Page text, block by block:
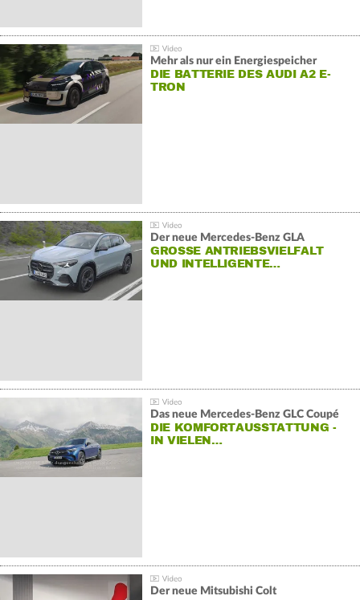
Mehr als nur ein Energiespeicher
DIE BATTERIE DES AUDI A2 E-
TRON
Der neue Mercedes-Benz GLA
GROSSE ANTRIEBSVIELFALT U
ND INTELLIGENTE…
Das neue Mercedes-Benz GLC Coupé
DIE KOMFORTAUSSTATTUNG -
IN VIELEN…
Der neue Mitsubishi Colt